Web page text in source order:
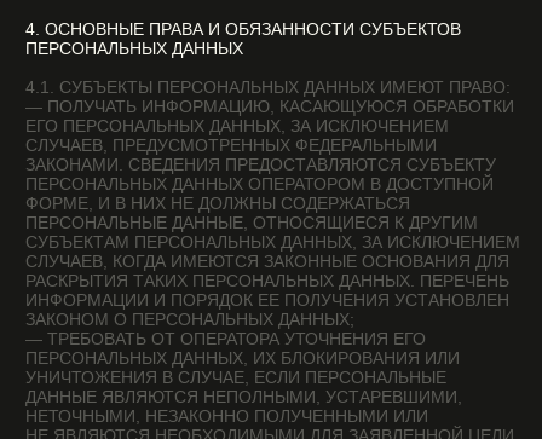
ОПРЕДЕЛИТЬ СУБЪЕКТА ПЕРСОНАЛЬНЫХ ДАННЫХ,
НЕ ДОЛЬШЕ, ЧЕМ ЭТОГО ТРЕБУЮТ ЦЕЛИ ОБРАБОТКИ
ПЕРСОНАЛЬНЫХ ДАННЫХ, ЕСЛИ СРОК ХРАНЕНИЯ
ФЕДЕРАЛЬНЫМ ЗАКОНОМ, ДОГОВОРОМ, СТОРОНОЙ
КОТОРОГО, ВЫГОДОПРИОБРЕТАТЕЛЕМ ИЛИ
ПОРУЧИТЕЛЕМ ПО КОТОРОМУ ЯВЛЯЕТСЯ СУБЪЕКТ
ПЕРСОНАЛЬНЫХ ДАННЫХ. ОБРАБАТЫВАЕМЫЕ
ПЕРСОНАЛЬНЫЕ ДАННЫЕ УНИЧТОЖАЮТСЯ ЛИБО
ОБЕЗЛИЧИВАЮТСЯ ПО ДОСТИЖЕНИИ ЦЕЛЕЙ ОБРАБОТКИ
ИЛИ В СЛУЧАЕ УТРАТЫ НЕОБХОДИМОСТИ
В ДОСТИЖЕНИИ ЭТИХ ЦЕЛЕЙ, ЕСЛИ ИНОЕ
НЕ ПРЕДУСМОТРЕНО ФЕДЕРАЛЬНЫМ ЗАКОНОМ.
6. ЦЕЛИ ОБРАБОТКИ ПЕРСОНАЛЬНЫХ ДАННЫХ
ЦЕЛЬ ОБРАБОТКИ — ЗАКЛЮЧЕНИЕ, ИСПОЛНЕНИЕ
И ПРЕКРАЩЕНИЕ ГРАЖДАНСКО-ПРАВОВЫХ ДОГОВОРОВ
ПЕРСОНАЛЬНЫЕ ДАННЫЕ — НОМЕРА ТЕЛЕФОНОВ; ИМЯ
ПРАВОВЫЕ ОСНОВАНИЯ — ДОГОВОРЫ, ЗАКЛЮЧАЕМЫЕ
МЕЖДУ ОПЕРАТОРОМ И СУБЪЕКТОМ ПЕРСОНАЛЬНЫХ
ДАННЫХ
ВИДЫ ОБРАБОТКИ ПЕРСОНАЛЬНЫХ ДАННЫХ — СБОР,
ЗАПИСЬ, СИСТЕМАТИЗАЦИЯ, НАКОПЛЕНИЕ, ХРАНЕНИЕ,
УНИЧТОЖЕНИЕ И ОБЕЗЛИЧИВАНИЕ ПЕРСОНАЛЬНЫХ
ДАННЫХ; ОТПРАВКА ИНФОРМАЦИОННЫХ ПИСЕМ НА
НОМЕР ТЕЛЕФОНА
7. УСЛОВИЯ ОБРАБОТКИ ПЕРСОНАЛЬНЫХ ДАННЫХ